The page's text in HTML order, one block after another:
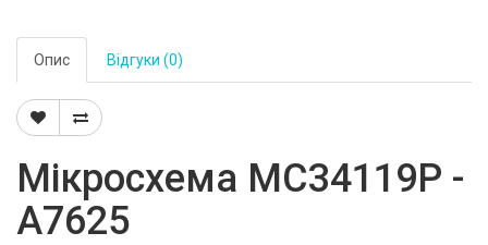
Опис Відгуки (0)
Мікросхема MC34119P -
A7625